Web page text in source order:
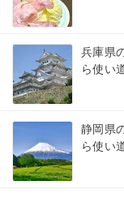
兵庫県
ら使い
静岡県
ら使い